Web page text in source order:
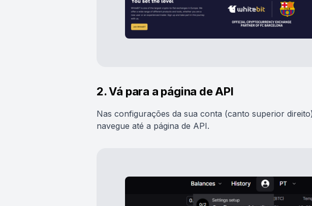
2. Vá para a página de API
Nas configurações da sua conta (canto superior
navegue até a página de API.